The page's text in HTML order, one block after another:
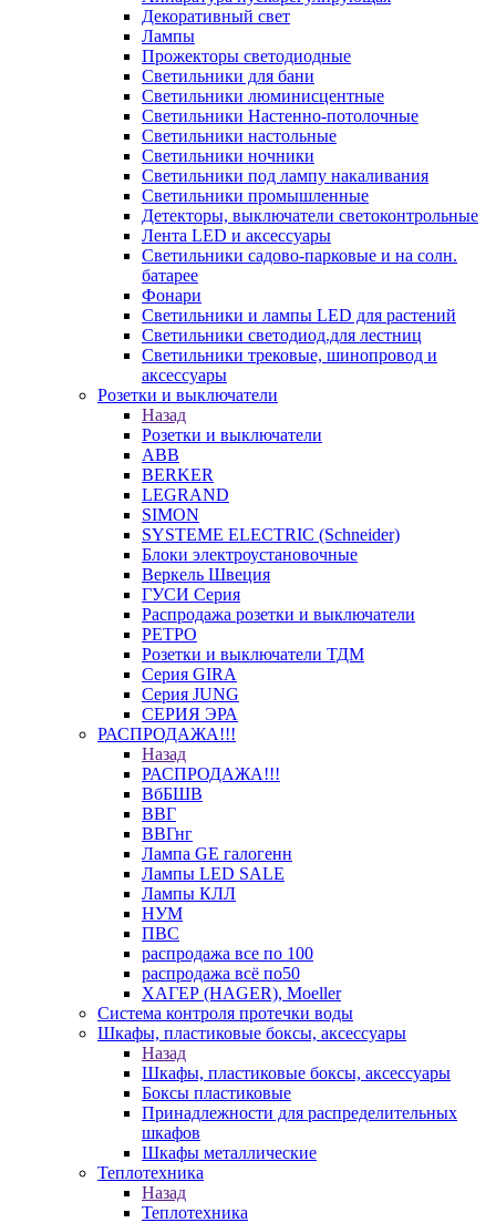
Декоративный свет
Лампы
Прожекторы светодиодные
Светильники для бани
Светильники люминисцентные
Светильники Настенно-потолочные
Светильники настольные
Светильники ночники
Светильники под лампу накаливания
Светильники промышленные
Детекторы, выключатели светоконтрольные
Лента LED и аксессуары
Светильники садово-парковые и на солн.
батарее
Фонари
Светильники и лампы LED для растений
Светильники светодиод.для лестниц
Светильники трековые, шинопровод и
аксессуары
Розетки и выключатели
Назад
Розетки и выключатели
ABB
BERKER
LEGRAND
SIMON
SYSTEME ELECTRIC (Schneider)
Блоки электроустановочные
Веркель Швеция
ГУСИ Серия
Распродажа розетки и выключатели
РЕТРО
Розетки и выключатели ТДМ
Серия GIRA
Серия JUNG
СЕРИЯ ЭРА
РАСПРОДАЖА!!!
Назад
РАСПРОДАЖА!!!
ВбБШВ
ВВГ
ВВГнг
Лампа GE галогенн
Лампы LED SALE
Лампы КЛЛ
НУМ
ПВС
распродажа все по 100
распродажа всё по50
ХАГЕР (HAGER), Moeller
Система контроля протечки воды
Шкафы, пластиковые боксы, аксессуары
Назад
Шкафы, пластиковые боксы, аксессуары
Боксы пластиковые
Принадлежности для распределительных
шкафов
Шкафы металлические
Теплотехника
Назад
Теплотехника